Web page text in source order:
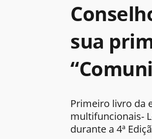
sua
Primeiro livro da
multifuncionais-
durante a 4ª